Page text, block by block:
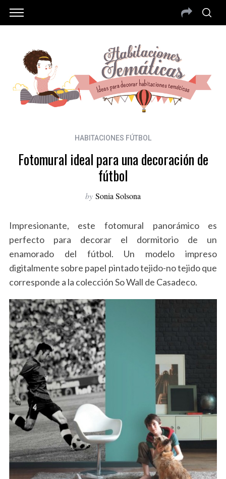
HABITACIONES FÚTBOL
Fotomural ideal para una decoración de
fútbol
by Sonia Solsona
Impresionante, este fotomural panorámico es
perfecto para decorar el dormitorio de un
enamorado del fútbol. Un modelo impreso
digitalmente sobre papel pintado tejido-no tejido que
corresponde a la colección So Wall de Casadeco.